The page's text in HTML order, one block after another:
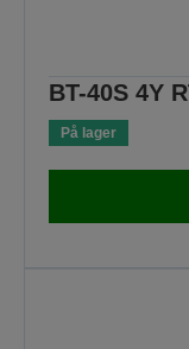
BT-40S 4Y
På lager